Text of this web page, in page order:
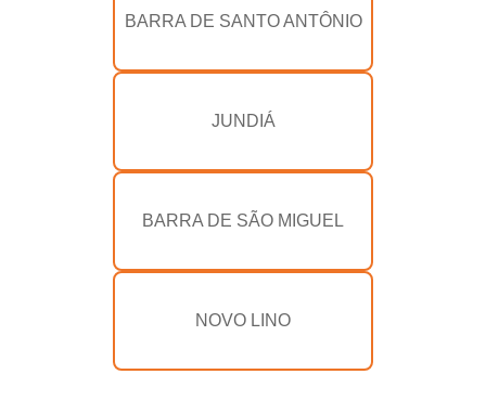
BARRA DE SANTO ANTÔNIO
JUNDIÁ
BARRA DE SÃO MIGUEL
NOVO LINO